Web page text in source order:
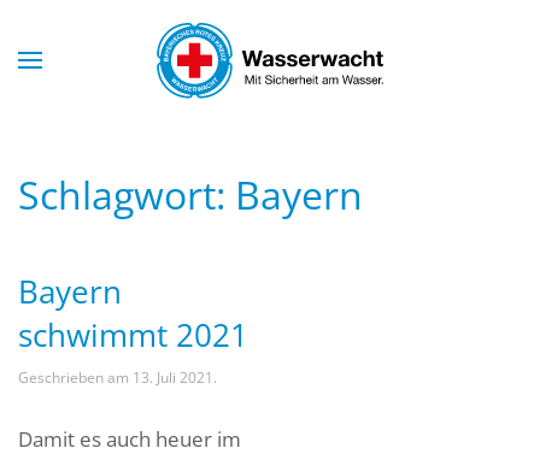
Skip to main content
Schlagwort: Bayern
Bayern
schwimmt 2021
Geschrieben am 13. Juli 2021 .
Damit es auch heuer im